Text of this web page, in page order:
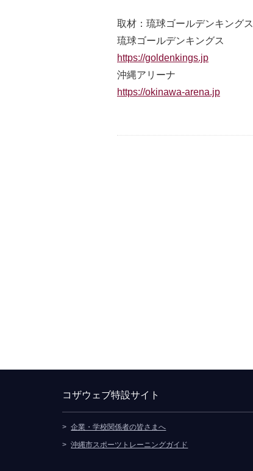
取材：琉球ゴールデンキングス
琉球ゴールデンキングス
https://goldenkings.jp
沖縄アリーナ
https://okinawa-arena.jp
コザウェブ特設サイト
企業・学校関係者の皆さまへ
沖縄市スポーツトレーニングガイド